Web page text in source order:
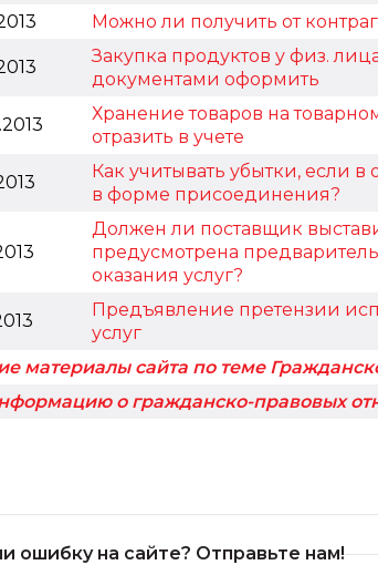
Можно ли получить от
Закупка продуктов у физ.
документами оформить
Хранение товаров на
отразить в учете
Как учитывать убытки, если
в форме присоединения?
Должен ли поставщик
предусмотрена
оказания услуг?
Предъявление претензии
услуг
материалы сайта по теме
о гражданско-правовых
ошибку на сайте? Отправьте нам!